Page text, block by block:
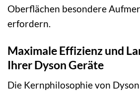
Oberflächen besondere
erfordern.
Maximale Effizienz und
Ihrer Dyson Geräte
Die Kernphilosophie von